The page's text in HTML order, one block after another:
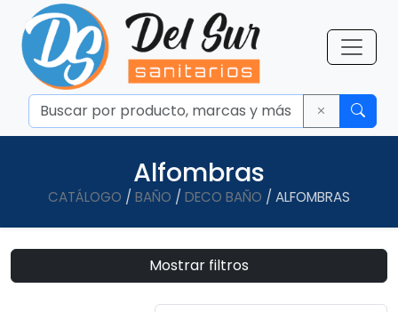
Alfombras
CATÁLOGO / BAÑO / DECO BAÑO / ALFOMBRAS
Mostrar filtros